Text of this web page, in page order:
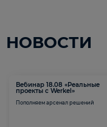
НОВОСТИ
Вебинар 18.08 «Реальные
проекты с Werkel»
Пополняем арсенал решений